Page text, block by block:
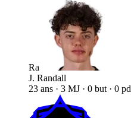
Ra
J. Randall
23 ans · 3 MJ · 0 but · 0 pd